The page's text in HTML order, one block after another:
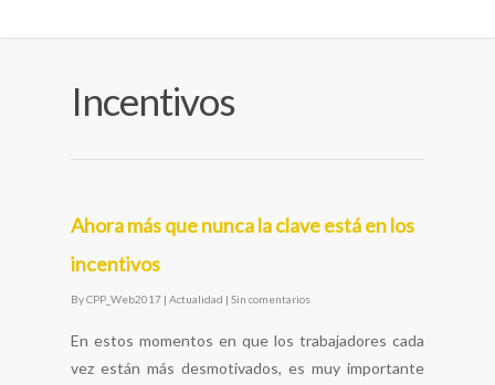
Incentivos
Ahora más que nunca la clave está en los
incentivos
ByCPP_Web2017 | Actualidad | Sin comentarios
En estos momentos en que los trabajadores cada
vez están más desmotivados, es muy importante